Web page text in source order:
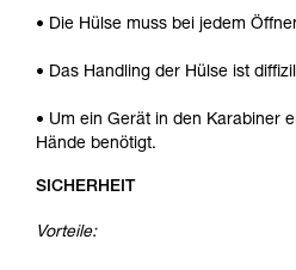
• Die Hülse muss bei jedem
• Das Handling der Hülse ist
• Um ein Gerät in den Karabiner
Hände benötigt.
SICHERHEIT
Vorteile: